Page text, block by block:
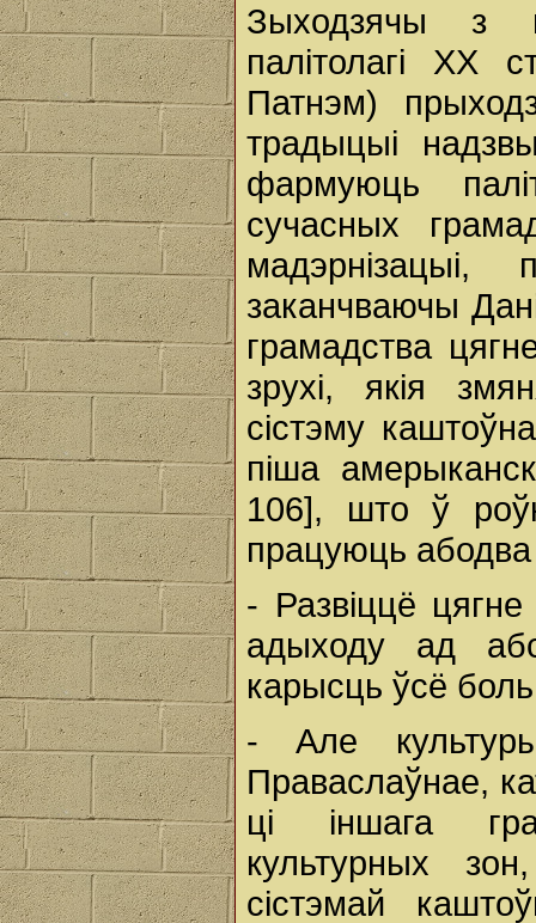
Зыходзячы з
палітолагі ХХ
Патнэм)
традыцыі
фармуюць
сучасных
заканчваючы
грамадства
зрухі, якія
сістэму
піша
106], што ў
працуюць
- Развіццё
адыходу ад
карысць ўсё
- Але
Праваслаўнае,
ці іншага
культурных
сістэмай